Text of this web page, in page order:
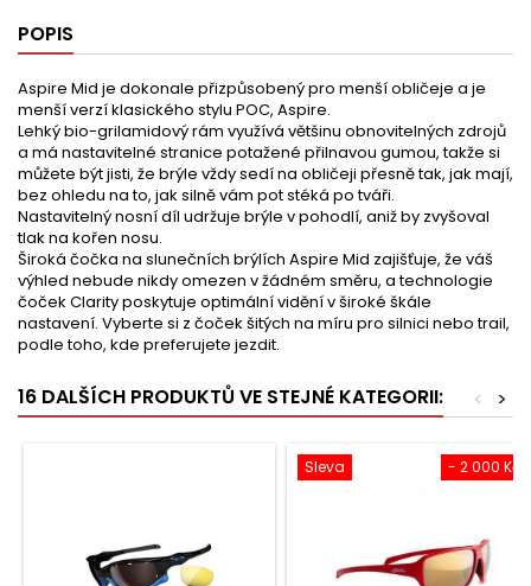
POPIS
Aspire Mid je dokonale přizpůsobený pro menší obličeje a je
menší verzí klasického stylu POC, Aspire.
Lehký bio-grilamidový rám využívá většinu obnovitelných zdrojů
a má nastavitelné stranice potažené přilnavou gumou, takže si
můžete být jisti, že brýle vždy sedí na obličeji přesně tak, jak mají,
bez ohledu na to, jak silně vám pot stéká po tváři.
Nastavitelný nosní díl udržuje brýle v pohodlí, aniž by zvyšoval
tlak na kořen nosu.
Široká čočka na slunečních brýlích Aspire Mid zajišťuje, že váš
výhled nebude nikdy omezen v žádném směru, a technologie
čoček Clarity poskytuje optimální vidění v široké škále
nastavení. Vyberte si z čoček šitých na míru pro silnici nebo trail,
podle toho, kde preferujete jezdit.
16 DALŠÍCH PRODUKTŮ VE STEJNÉ KATEGORII: >
<
- 2 000 Kč
Sleva